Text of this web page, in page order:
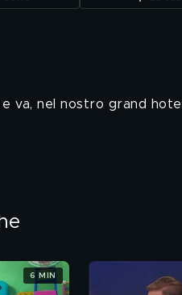
e va, nel nostro grand
6 MIN